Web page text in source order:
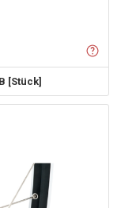
[Stück]